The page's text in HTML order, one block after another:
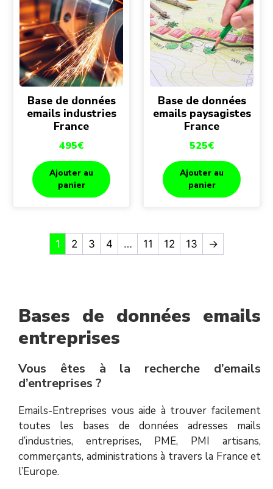
Base de données
emails industries
France
495€
Ajouter au
panier
Base de données
emails paysagistes
France
525€
Ajouter au
panier
1 2 3 4 … 11 12 13 →
Bases de données emails
entreprises
Vous êtes à la recherche d’emails
d’entreprises ?
Emails-Entreprises vous aide à trouver facilement
toutes les bases de données adresses mails
d’industries, entreprises, PME, PMI artisans,
commerçants, administrations à travers la France et
l’Europe.